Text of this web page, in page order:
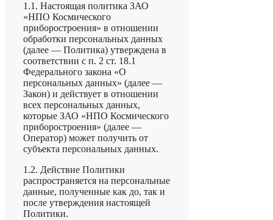
1.1. Настоящая политика ЗАО
«НПО Космического
приборостроения» в отношении
обработки персональных данных
(далее — Политика) утверждена в
соответствии с п. 2 ст. 18.1
Федерального закона «О
персональных данных» (далее —
Закон) и действует в отношении
всех персональных данных,
которые ЗАО «НПО Космического
приборостроения» (далее —
Оператор) может получить от
субъекта персональных данных.
1.2. Действие Политики
распространяется на персональные
данные, полученные как до, так и
после утверждения настоящей
Политики.